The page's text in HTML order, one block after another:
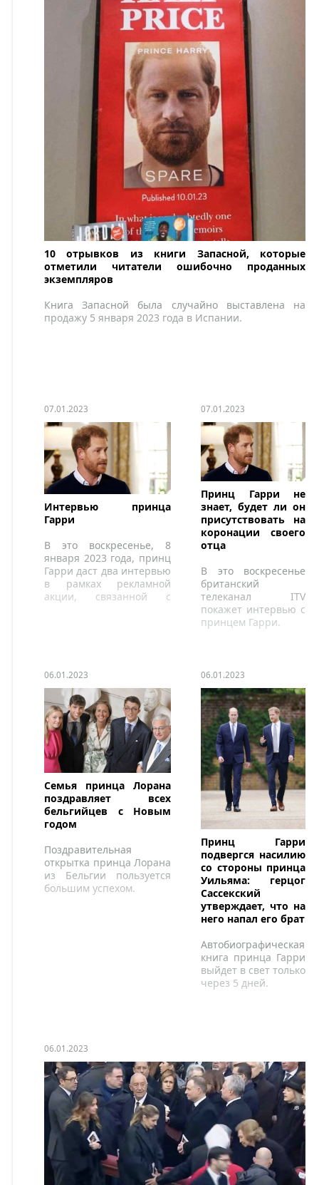
10 отрывков из книги Запасной, которые
отметили читатели ошибочно проданных
экземпляров
Книга Запасной была случайно выставлена на
продажу 5 января 2023 года в Испании.
07.01.2023
Интервью принца
Гарри
В это воскресенье, 8
января 2023 года, принц
Гарри даст два интервью
в рамках рекламной
акции, связанной с
07.01.2023
Принц Гарри не
знает, будет ли он
присутствовать на
коронации своего
отца
В это воскресенье
британский
телеканал ITV
покажет интервью с
принцем Гарри.
06.01.2023
Семья принца Лорана
поздравляет всех
бельгийцев с Новым
годом
Поздравительная
открытка принца Лорана
из Бельгии пользуется
большим успехом.
06.01.2023
Принц Гарри
подвергся насилию
со стороны принца
Уильяма: герцог
Сассекский
утверждает, что на
него напал его брат
Автобиографическая
книга принца Гарри
выйдет в свет только
через 5 дней.
06.01.2023